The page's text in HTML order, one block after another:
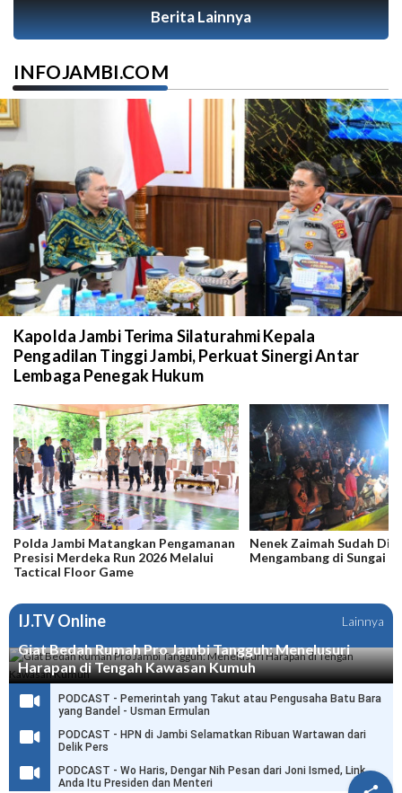
Berita Lainnya
INFOJAMBI.COM
Kapolda Jambi Terima Silaturahmi Kepala
Pengadilan Tinggi Jambi, Perkuat Sinergi Antar
Lembaga Penegak Hukum
Polda Jambi Matangkan Pengamanan
Presisi Merdeka Run 2026 Melalui
Tactical Floor Game
Nenek Zaimah Sudah
Mengambang di Sungai
IJ.TV Online Lainnya
Giat Bedah Rumah Pro Jambi Tangguh: Menelusuri
Harapan di Tengah Kawasan Kumuh
PODCAST - Pemerintah yang Takut atau Pengusaha Batu Bara
yang Bandel - Usman Ermulan
PODCAST - HPN di Jambi Selamatkan Ribuan Wartawan dari
Delik Pers
PODCAST - Wo Haris, Dengar Nih Pesan dari Joni Ismed, Link
Anda Itu Presiden dan Menteri